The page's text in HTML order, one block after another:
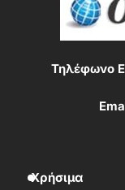
Τηλέφωνο
Χρήσιμα